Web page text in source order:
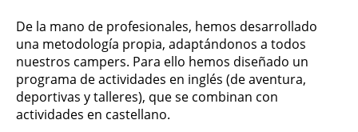
De la mano de profesionales, hemos desarrollado
una metodología propia, adaptándonos a todos
nuestros campers. Para ello hemos diseñado un
programa de actividades en inglés (de aventura,
deportivas y talleres), que se combinan con
actividades en castellano.